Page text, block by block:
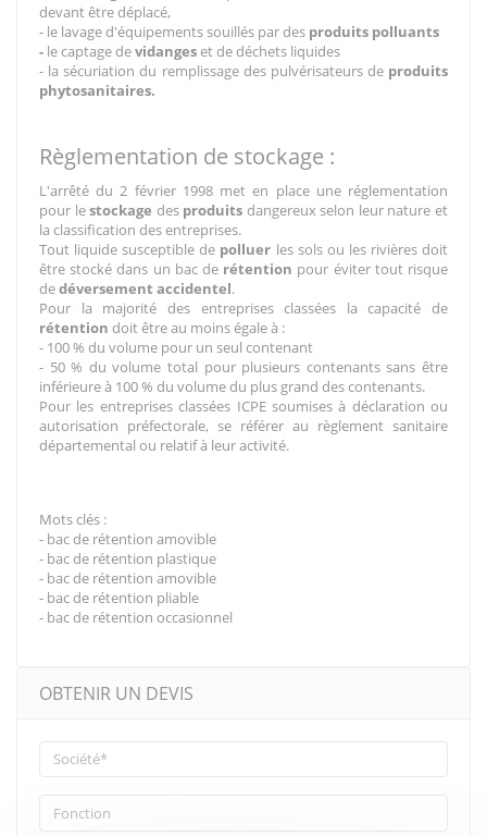
devant être déplacé,
- le lavage d'équipements souillés par des produits polluants
- le captage devidangeset de déchets liquides
- la sécuriation du remplissage des pulvérisateurs deproduits
phytosanitaires.
Règlementation de stockage :
L'arrêté du 2 février 1998 met en place une réglementation
pour lestockage des produits dangereux selon leur nature et
la classification des entreprises.
Tout liquide susceptible de polluer les sols ou les rivières doit
être stocké dans un bac de rétention pour éviter tout risque
dedéversement accidentel.
Pour la majorité des entreprises classées la capacité de
rétention doit être au moins égale à :
- 100 % du volume pour un seul contenant
- 50 % du volume total pour plusieurs contenants sans être
inférieure à 100 % du volume du plus grand des contenants.
Pour les entreprises classées ICPE soumises à déclaration ou
autorisation préfectorale, se référer au règlement sanitaire
départemental ou relatif à leur activité.
Mots clés :
- bac de rétention amovible
- bac de rétention plastique
- bac de rétention amovible
- bac de rétention pliable
- bac de rétention occasionnel
OBTENIR UN DEVIS